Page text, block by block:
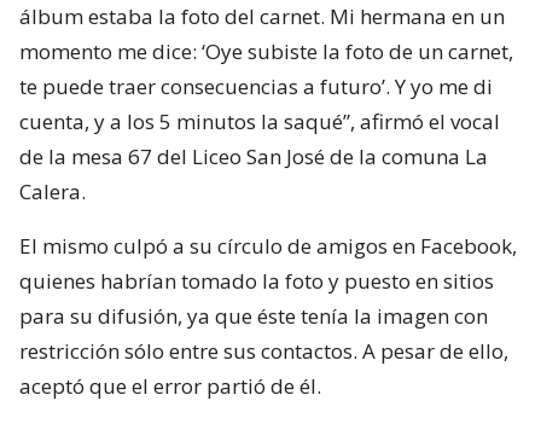
álbum estaba la foto del carnet. Mi hermana en un
momento me dice: ‘Oye subiste la foto de un carnet,
te puede traer consecuencias a futuro’. Y yo me di
cuenta, y a los 5 minutos la saqué”, afirmó el vocal
de la mesa 67 del Liceo San José de la comuna La
Calera.
El mismo culpó a su círculo de amigos en Facebook,
quienes habrían tomado la foto y puesto en sitios
para su difusión, ya que éste tenía la imagen con
restricción sólo entre sus contactos. A pesar de ello,
aceptó que el error partió de él.